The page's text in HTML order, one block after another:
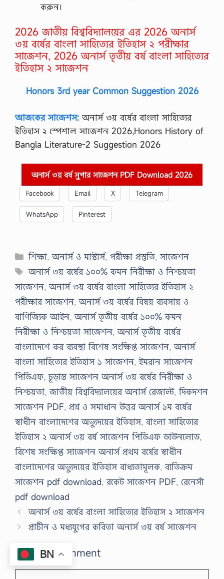
করুন।
2026 জাতীয় বিশ্ববিদ্যালয়ের এর 2026 অনার্স
৩য় বর্ষের বাংলা সাহিত্যের ইতিহাস ২ পরীক্ষার
সাজেশন, 2026 অনার্স তৃতীয় বর্ষ বাংলা সাহিত্যের
ইতিহাস ২ সাজেশন
Honors 3rd year Common Suggestion 2026
আজকের সাজেশস: অনার্স ৩য় বর্ষের বাংলা সাহিত্যের
ইতিহাস ২ স্পেশাল সাজেশন 2026,Honors History of
Bangla Literature-2 Suggestion 2026
অনার্স ৩য় বর্ষ সুপার সাজেশন PDF Download 2026
Facebook Email X Telegram
WhatsApp Pinterest
Categories
শিক্ষা,অনার্স ও মাস্টার্স,পরীক্ষা প্রস্তুতি,সাজেশন
Tags
অনার্স ৩য় বর্ষের ১০০% কমন নিরীক্ষা ও নিশ্চয়তা
সাজেশন,অনার্স ৩য় বর্ষের বাংলা সাহিত্যের ইতিহাস ২
পরীক্ষার সাজেশন,অনার্স ৩য় বর্ষের বিষয় ব্যবসায় ও
বাণিজ্যিক আইন,অনার্স তৃতীয় বর্ষের ১০০% কমন
নিরীক্ষা ও নিশ্চয়তা সাজেশন,অনার্স তৃতীয় বর্ষের
বাংলাদেশে কর ব্যবস্থা বিশেষ সংক্ষিপ্ত সাজেশন,অনার্স
বাংলা সাহিত্যের ইতিহাস ১ সাজেশন,ইমরান সাজেশন
পিডিএফ,চূড়ান্ত সাজেশন অনার্স ৩য় বর্ষের নিরীক্ষা ও
নিশ্চয়তা,জাতীয় বিশ্ববিদ্যালয়ের অনার্স রেজাল্ট,দিকদশন
সাজেশন PDF, প্রশ্ন ও সমাধান উত্তর অনার্স ১ম বর্ষের
স্বাধীন বাংলাদেশের অভ্যুদয়ের ইতিহাস,বাংলা সাহিত্যের
ইতিহাস ২ অনার্স ৩য় বর্ষ সাজেশন পিডিএফ ডাউনলোড,
বিশেষ সংক্ষিপ্ত সাজেশন অনার্স প্রথম বর্ষের স্বাধীন
বাংলাদেশের অভ্যুদয়ের ইতিহাস বাধ্যতামূলক,ব্যতিক্রম
সাজেশন pdf download,রকেট সাজেশন PDF, রেনেসাঁ
pdf download
অনার্স ৩য় বর্ষের বাংলা সাহিত্যের ইতিহাস ২ সাজেশন
প্রাচীন ও মধ্যযুগের কবিতা অনার্স ৩য় বর্ষ সাজেশন
Leave a Comment
BN